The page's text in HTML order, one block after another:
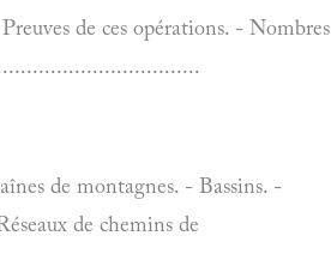
de ces opérations. - Nombres
de montagnes. - Bassins. -
de chemins de